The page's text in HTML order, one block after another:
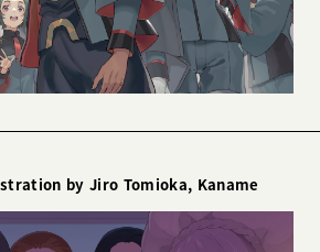
by Jiro Tomioka, Kaname